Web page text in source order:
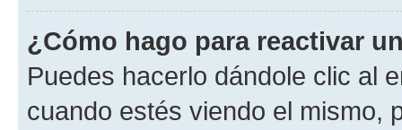
¿Cómo hago para reactivar
Puedes hacerlo dándole clic al
cuando estés viendo el mismo,